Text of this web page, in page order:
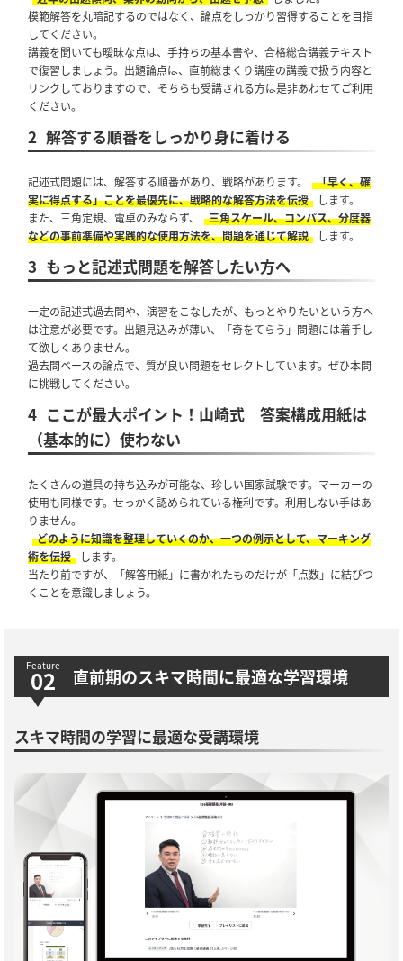
模範解答を丸暗記するのではなく、論点をしっかり習得することを目指
してください。
講義を聞いても曖昧な点は、手持ちの基本書や、合格総合講義テキスト
で復習しましょう。出題論点は、直前総まくり講座の講義で扱う内容と
リンクしておりますので、そちらも受講される方は是非あわせてご利用
ください。
2 解答する順番をしっかり身に着ける
記述式問題には、解答する順番があり、戦略があります。
「早く、確
実に得点する」ことを最優先に、戦略的な解答方法を伝授
します。
また、三角定規、電卓のみならず、
三角スケール、コンパス、分度器
などの事前準備や実践的な使用方法を、問題を通じて解説
します。
3 もっと記述式問題を解答したい方へ
一定の記述式過去問や、演習をこなしたが、もっとやりたいという方へ
は注意が必要です。出題見込みが薄い、「奇をてらう」問題には着手し
て欲しくありません。
過去問ベースの論点で、質が良い問題をセレクトしています。ぜひ本問
に挑戦してください。
4 ここが最大ポイント！山崎式 答案構成用紙は
（基本的に）使わない
たくさんの道具の持ち込みが可能な、珍しい国家試験です。マーカーの
使用も同様です。せっかく認められている権利です。利用しない手はあ
りません。
どのように知識を整理していくのか、一つの例示として、マーキング
術を伝授
します。
当たり前ですが、「解答用紙」に書かれたものだけが「点数」に結びつ
くことを意識しましょう。
直前期のスキマ時間に最適な学習環境
スキマ時間の学習に最適な受講環境